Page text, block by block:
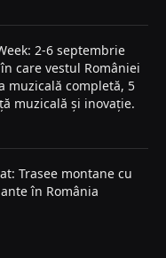
2-6 septembrie
care vestul României
muzicală completă, 5
muzicală și inovație.
Trasee montane cu
în România